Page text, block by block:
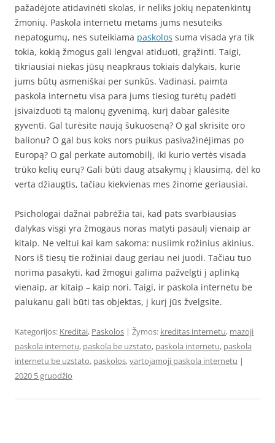
pažadėjote atidavinėti skolas, ir neliks jokių nepatenkintų
žmonių. Paskola internetu metams jums nesuteiks
nepatogumų, nes suteikiama paskolos suma visada yra tik
tokia, kokią žmogus gali lengvai atiduoti, grąžinti. Taigi,
tikriausiai niekas jūsų neapkraus tokiais dalykais, kurie
jums būtų asmeniškai per sunkūs. Vadinasi, paimta
paskola internetu visa para jums tiesiog turėtų padėti
įsivaizduoti tą malonų gyvenimą, kurį dabar galėsite
gyventi. Gal turėsite naują šukuoseną? O gal skrisite oro
balionu? O gal bus koks nors puikus pasivažinėjimas po
Europą? O gal perkate automobilį, iki kurio vertės visada
trūko kelių eurų? Gali būti daug atsakymų į klausimą, dėl ko
verta džiaugtis, tačiau kiekvienas mes žinome geriausiai.
Psichologai dažnai pabrėžia tai, kad pats svarbiausias
dalykas visgi yra žmogaus noras matyti pasaulį vienaip ar
kitaip. Ne veltui kai kam sakoma: nusiimk rožinius akinius.
Nors iš tiesų tie rožiniai daug geriau nei juodi. Tačiau tuo
norima pasakyti, kad žmogui galima pažvelgti į aplinką
vienaip, ar kitaip – kaip nori. Taigi, ir paskola internetu be
palukanu gali būti tas objektas, į kurį jūs žvelgsite.
Kategorijos: Kreditai, Paskolos | Žymos: kreditas internetu, mazoji
paskola internetu, paskola be uzstato, paskola internetu, paskola
internetu be uzstato, paskolos,vartojamoji paskola internetu |
2020 5 gruodžio